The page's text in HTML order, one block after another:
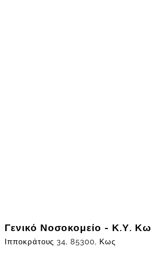
Γενικό Νοσοκομείο - Κ.Υ. Κω
Ιπποκράτους 34, 85300, Κως